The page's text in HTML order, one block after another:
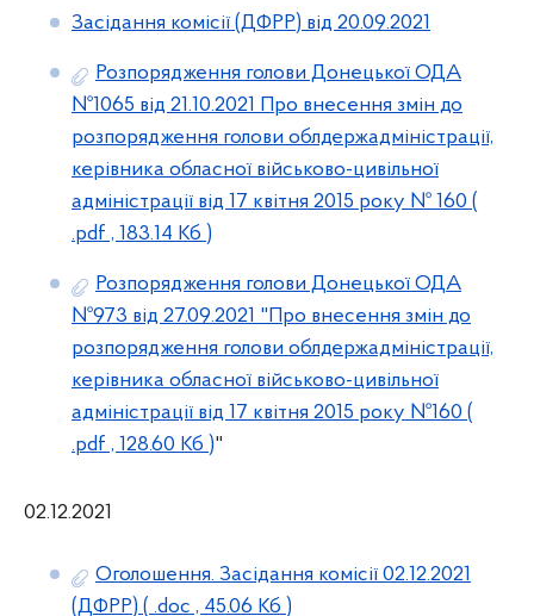
Засідання комісії (ДФРР) від 20.09.2021
Розпорядження голови Донецької ОДА
№1065 від 21.10.2021 Про внесення змін до
розпорядження голови облдержадміністрації,
керівника обласної військово-цивільної
адміністрації від 17 квітня 2015 року № 160 (
.pdf , 183.14 Кб )
Розпорядження голови Донецької ОДА
№973 від 27.09.2021 "Про внесення змін до
розпорядження голови облдержадміністрації,
керівника обласної військово-цивільної
адміністрації від 17 квітня 2015 року №160 (
.pdf , 128.60 Кб )"
02.12.2021
Оголошення. Засідання комісії 02.12.2021
(ДФРР) ( .doc , 45.06 Кб )